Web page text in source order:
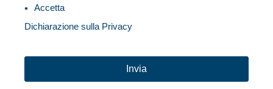
Accetta
Dichiarazione sulla Privacy